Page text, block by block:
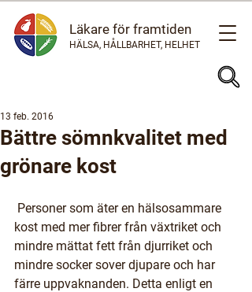
Läkare för framtiden
HÄLSA, HÅLLBARHET, HELHET
Bättre sömnkvalitet med
grönare kost
13 feb. 2016
kost med mer fibrer från växtriket och
mindre mättat fett från djurriket och
mindre socker sover djupare och har
färre uppvaknanden. Detta enligt en